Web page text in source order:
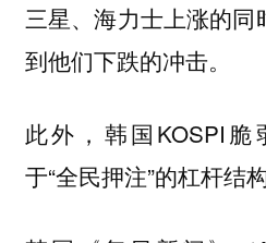
三星、海力士上涨的同
到他们下跌的冲击。
此外，韩国KOSPI
于“全民押注”的杠杆结构